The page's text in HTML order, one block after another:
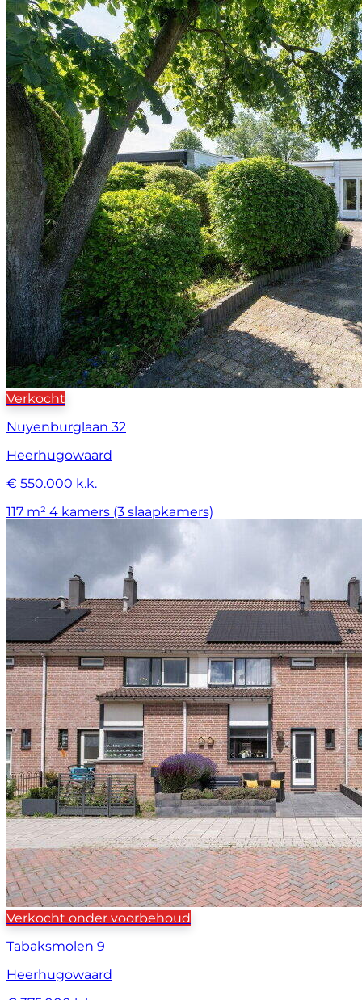
Verkocht
Nuyenburglaan 32
Heerhugowaard
€ 550.000 k.k.
117 m² 4 kamers (3 slaapkamers)
Verkocht onder voorbehoud
Tabaksmolen 9
Heerhugowaard